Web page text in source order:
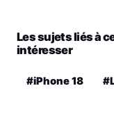
Les sujets liés à
intéresser
#iPhone 18